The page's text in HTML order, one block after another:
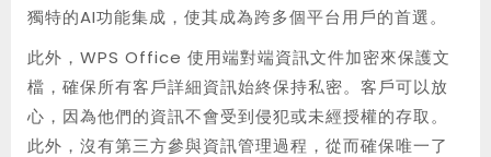
獨特的AI功能集成，使其成為跨多個平台用戶的首選。
此外，WPS Office 使用端對端資訊文件加密來保護文
檔，確保所有客戶詳細資訊始終保持私密。客戶可以放
心，因為他們的資訊不會受到侵犯或未經授權的存取。
此外，沒有第三方參與資訊管理過程，從而確保唯一了